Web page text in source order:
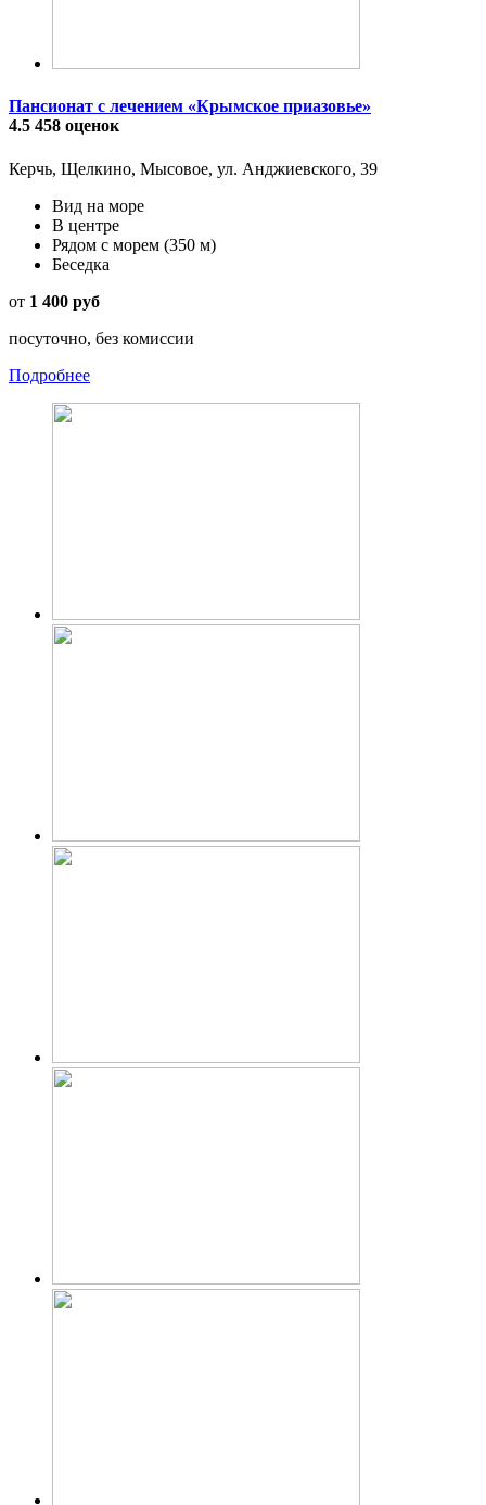
Пансионат с лечением «Крымское приазовье»
4.5 458 оценок
Керчь, Щелкино, Мысовое, ул. Анджиевского, 39
Вид на море
В центре
Рядом с морем (350 м)
Беседка
от 1 400 руб
посуточно, без комиссии
Подробнее